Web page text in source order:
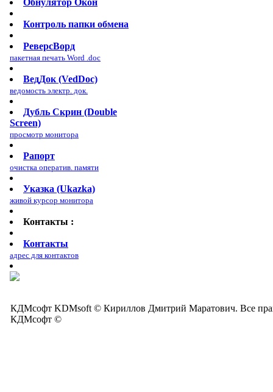
Обнулятор Окон
Контроль папки обмена
РеверсВорд
пакетная печать Word .doc
ВедДок (VedDoc)
ведомость электр. док.
Дубль Скрин (Double
Screen)
просмотр монитора
Рапорт
очистка оператив. памяти
Указка (Ukazka)
живой курсор монитора
Контакты :
Контакты
адрес для контактов
КДМсофт KDMsoft © Кириллов Дмитрий Маратович. Все
КДМсофт ©